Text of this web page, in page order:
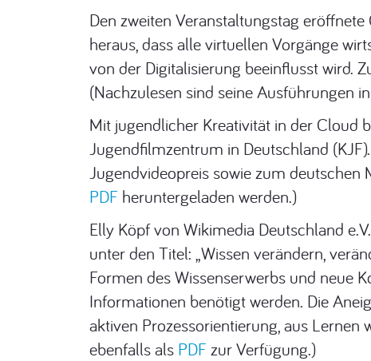
Den zweiten Veranstaltungstag
heraus, dass alle virtuellen Vorgänge
von der Digitalisierung beeinflusst wird.
(Nachzulesen sind seine Ausführungen
Mit jugendlicher Kreativität in der Cloud
Jugendfilmzentrum in Deutschland
Jugendvideopreis sowie zum deutschen
PDF heruntergeladen werden.)
Elly Köpf von Wikimedia Deutschland
unter den Titel: „Wissen verändern,
Formen des Wissenserwerbs und neue
Informationen benötigt werden. Die
aktiven Prozessorientierung, aus
ebenfalls als PDFzur Verfügung.)